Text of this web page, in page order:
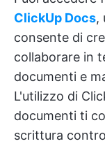
ClickUp Docs,
consente di
collaborare in
documenti e
L'utilizzo di
documenti ti
scrittura